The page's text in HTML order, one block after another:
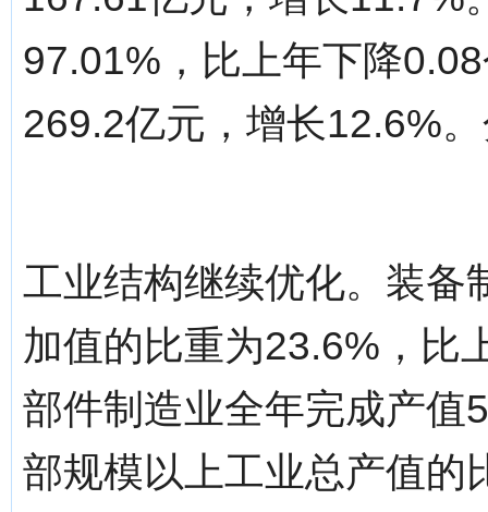
97.01%，比上年下降
269.2亿元，增长12.6%
工业结构继续优化。装备
加值的比重为23.6%，比
部件制造业全年完成产值
部规模以上工业总产值的